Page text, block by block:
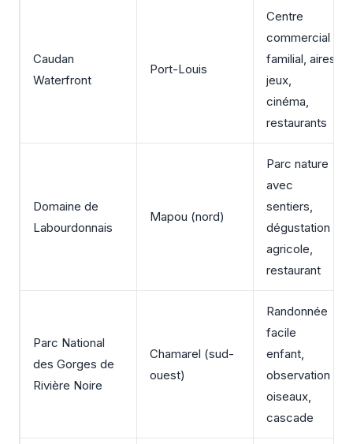
Caudan
Waterfront
Port-Louis
Centre
commercial
familial, aires
jeux,
cinéma,
restaurants
Domaine de
Labourdonnais
Mapou (nord)
Parc nature
avec
sentiers,
dégustation
agricole,
restaurant
Parc National
des Gorges de
Rivière Noire
Chamarel (sud-
ouest)
Randonnée
facile
enfant,
observation
oiseaux,
cascade